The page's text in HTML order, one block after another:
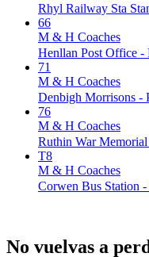
Rhyl Railway Sta
66
M & H Coaches
Henllan Post Office -
71
M & H Coaches
Denbigh Morrisons -
76
M & H Coaches
Ruthin War
T8
M & H Coaches
Corwen Bus Station
No vuelvas a